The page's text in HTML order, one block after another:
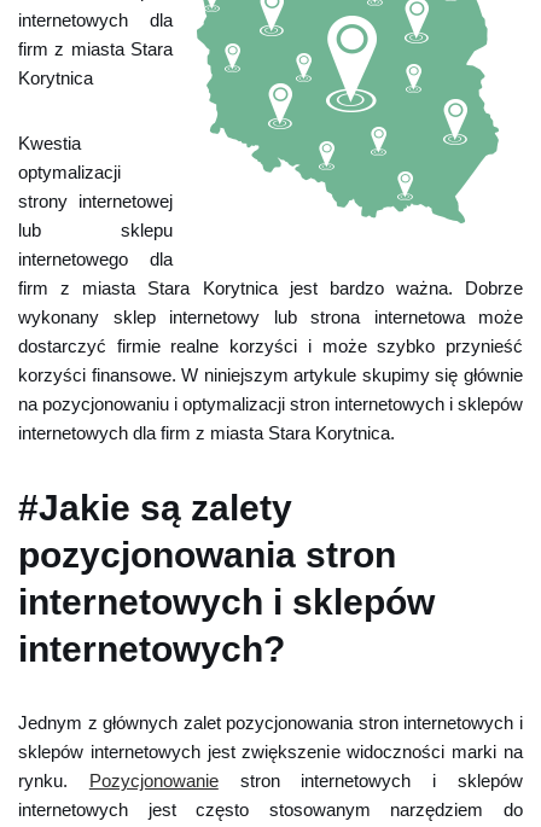
internetowych dla
firm z miasta Stara
Korytnica
Kwestia
optymalizacji
strony internetowej
lub sklepu
internetowego dla
firm z miasta Stara Korytnica jest bardzo ważna. Dobrze
wykonany sklep internetowy lub strona internetowa może
dostarczyć firmie realne korzyści i może szybko przynieść
korzyści finansowe. W niniejszym artykule skupimy się głównie
na pozycjonowaniu i optymalizacji stron internetowych i sklepów
internetowych dla firm z miasta Stara Korytnica.
#Jakie są zalety
pozycjonowania stron
internetowych i sklepów
internetowych?
Jednym z głównych zalet pozycjonowania stron internetowych i
sklepów internetowych jest zwiększenie widoczności marki na
rynku. Pozycjonowaniestron internetowych i sklepów
internetowych jest często stosowanym narzędziem do